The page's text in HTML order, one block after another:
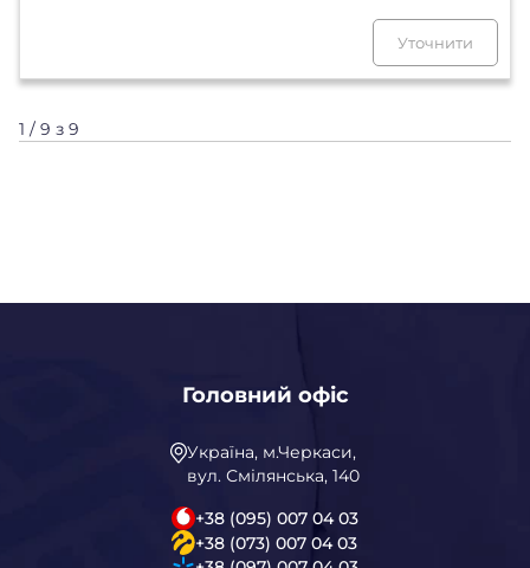
Уточнити
1 / 9 з 9
Головний офіс
Україна, м.Черкаси,
вул. Смілянська, 140
+38 (095) 007 04 03
+38 (073) 007 04 03